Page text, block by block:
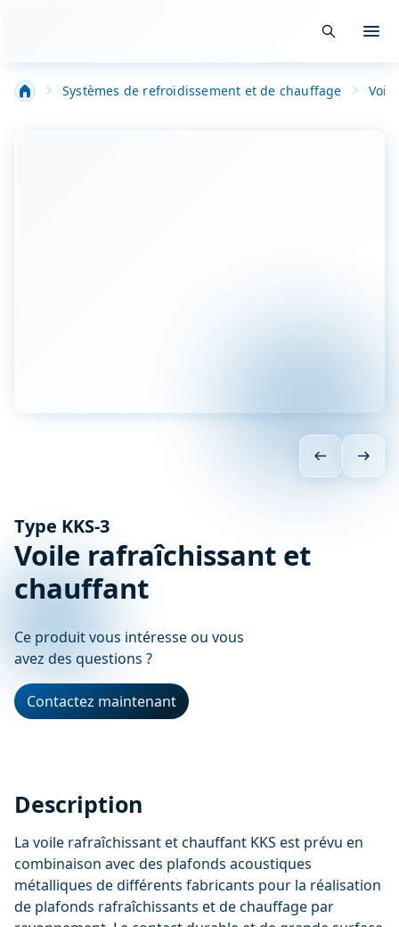
Suche
Systèmes de refroidissement et de chauffage
Type KKS-3
Voile rafraîchissant et
chauffant
Ce produit vous intéresse ou vous
avez des questions ?
Contactez maintenant
Description
La voile rafraîchissant et chauffant KKS est prévu en
combinaison avec des plafonds acoustiques
métalliques de différents fabricants pour la réalisation
de plafonds rafraîchissants et de chauffage par